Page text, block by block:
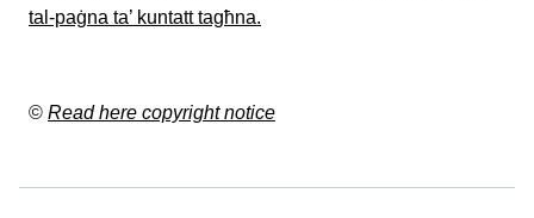
tal-paġna ta’ kuntatt tagħna.
© Read here copyright notice